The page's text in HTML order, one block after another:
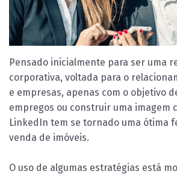
Pensado inicialmente para ser uma
corporativa, voltada para o
e empresas, apenas com o objetivo
empregos ou construir uma imagem
LinkedIn tem se tornado uma ótima
venda de imóveis.
O uso de algumas estratégias está